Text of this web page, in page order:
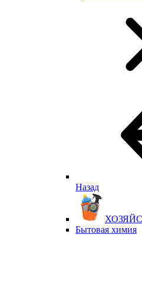
Назад
Бытовая химия